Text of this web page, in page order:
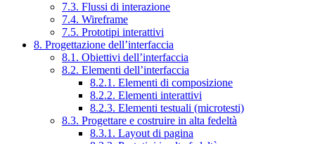
7.3. Flussi di interazione
7.4. Wireframe
7.5. Prototipi interattivi
8. Progettazione dell’interfaccia
8.1. Obiettivi dell’interfaccia
8.2. Elementi dell’interfaccia
8.2.1. Elementi di composizione
8.2.2. Elementi interattivi
8.2.3. Elementi testuali (microtesti)
8.3. Progettare e costruire in alta fedeltà
8.3.1. Layout di pagina